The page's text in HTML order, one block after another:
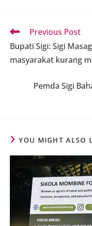
Read
articles
Previous Post
Bupati Sigi: Sigi
masyarakat kurang
Pemda Sigi
YOU MIGHT ALSO